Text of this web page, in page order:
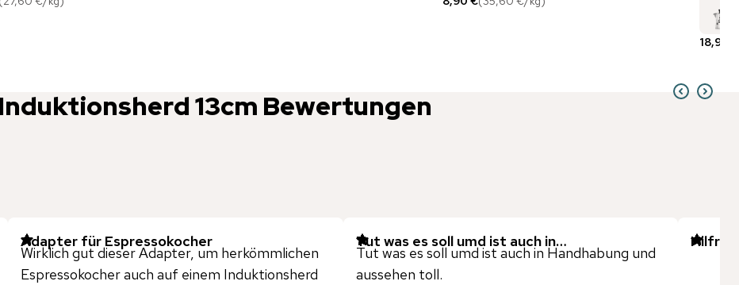
18,90 €
13cm Bewertungen
Adapter für Espressokocher
Wirklich gut dieser Adapter, um herkömmlichen
Espressokocher auch auf einem Induktionsherd
Tut was es soll umd ist auch in…
Tut was es soll umd ist auch in Handhabung und
aussehen toll.